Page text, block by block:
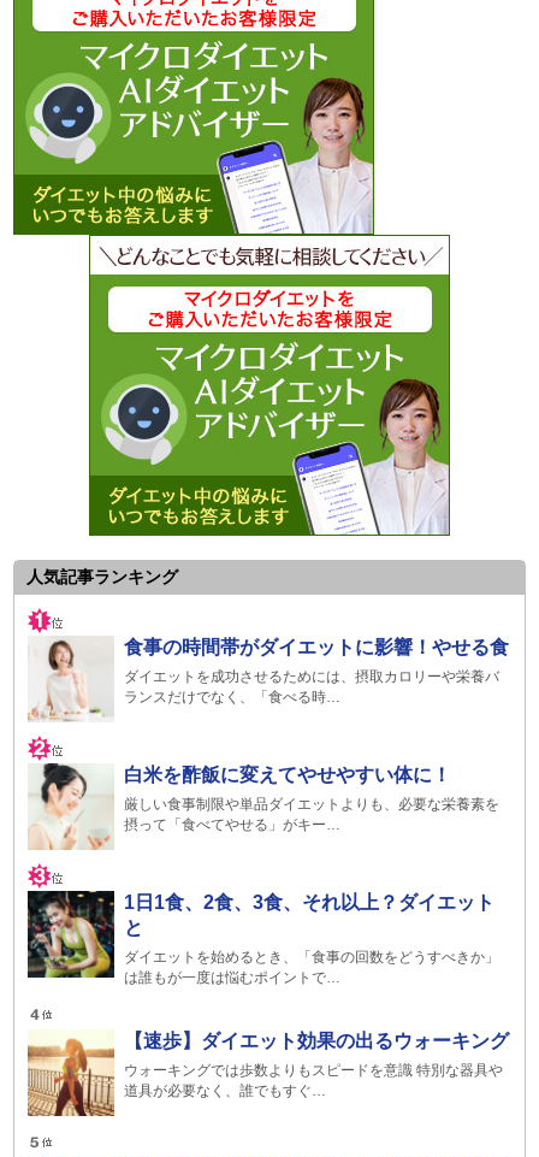
人気記事ランキング
食事の時間帯がダイエットに影響！やせる食
ダイエットを成功させるためには、摂取カロリーや栄養バ
ランスだけでなく、「食べる時…
白米を酢飯に変えてやせやすい体に！
厳しい食事制限や単品ダイエットよりも、必要な栄養素を
摂って「食べてやせる」がキー…
1日1食、2食、3食、それ以上？ダイエット
と
ダイエットを始めるとき、「食事の回数をどうすべきか」
は誰もが一度は悩むポイントで…
【速歩】ダイエット効果の出るウォーキング
ウォーキングでは歩数よりもスピードを意識 特別な器具や
道具が必要なく、誰でもすぐ…